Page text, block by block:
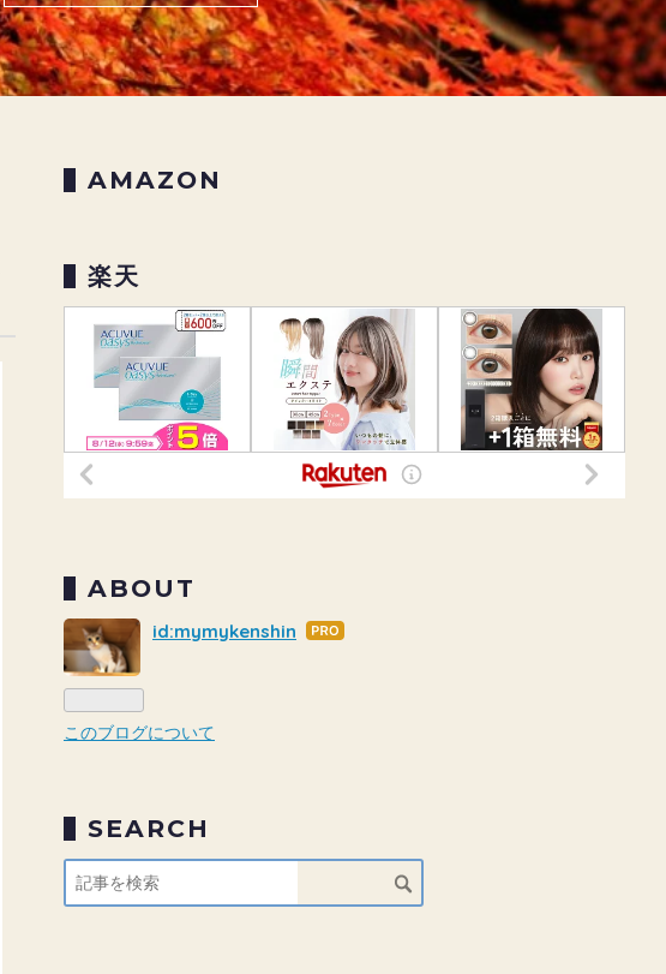
AMAZON
楽天
ABOUT
id:mymykenshin はて
このブログについて
SEARCH